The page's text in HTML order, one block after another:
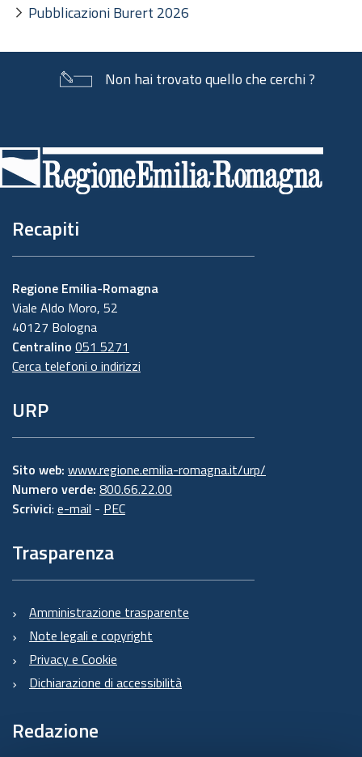
Pubblicazioni Burert 2026
Non hai trovato quello che cerchi ?
di
pagina
Recapiti
Regione Emilia-Romagna
Viale Aldo Moro, 52
40127 Bologna
Centralino 051 5271
Cerca telefoni o indirizzi
URP
Sito web: www.regione.emilia-romagna.it/urp/
Numero verde: 800.66.22.00
Scrivici: e-mail - PEC
Trasparenza
Amministrazione trasparente
Note legali e copyright
Privacy e Cookie
Dichiarazione di accessibilità
Redazione